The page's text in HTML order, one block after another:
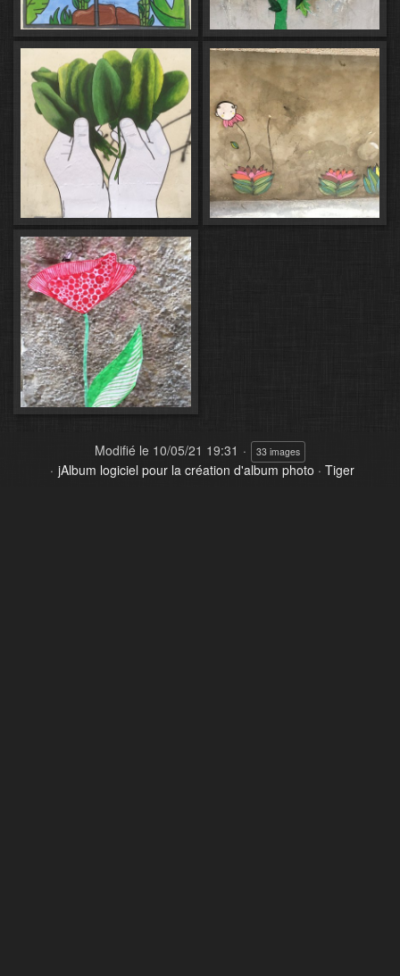
Modifié le 10/05/21 19:31 33 images
jAlbum logiciel pour la création d'album photo · Tiger